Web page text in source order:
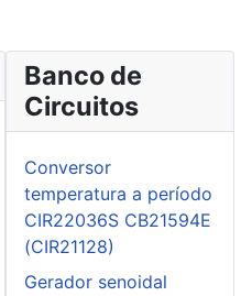
Banco de
Circuitos
Conversor
temperatura a período
CIR22036S CB21594E
(CIR21128)
Gerador senoidal